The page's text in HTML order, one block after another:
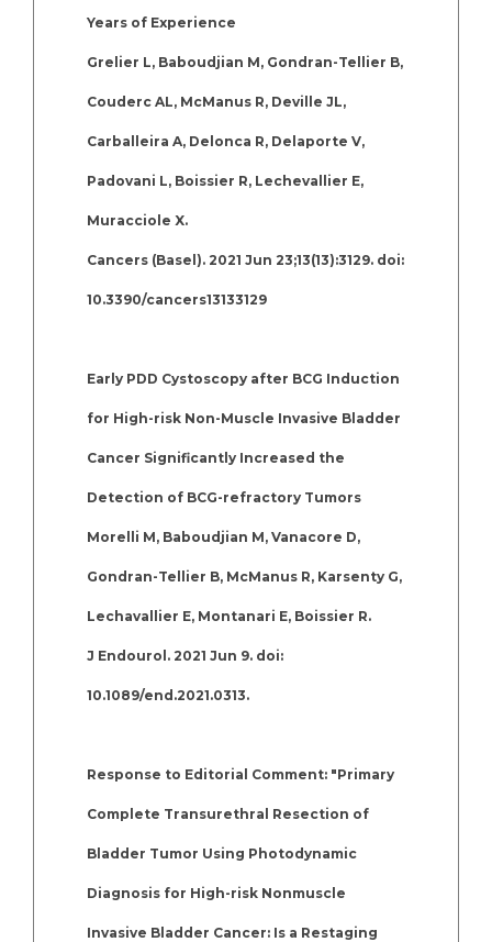
Years of Experience
Grelier L, Baboudjian M, Gondran-Tellier B,
Couderc AL, McManus R, Deville JL,
Carballeira A, Delonca R, Delaporte V,
Padovani L, Boissier R, Lechevallier E,
Muracciole X.
Cancers (Basel). 2021 Jun 23;13(13):3129. doi:
10.3390/cancers13133129
Early PDD Cystoscopy after BCG Induction
for High-risk Non-Muscle Invasive Bladder
Cancer Significantly Increased the
Detection of BCG-refractory Tumors
Morelli M, Baboudjian M, Vanacore D,
Gondran-Tellier B, McManus R, Karsenty G,
Lechavallier E, Montanari E, Boissier R.
J Endourol. 2021 Jun 9. doi:
10.1089/end.2021.0313.
Response to Editorial Comment: "Primary
Complete Transurethral Resection of
Bladder Tumor Using Photodynamic
Diagnosis for High-risk Nonmuscle
Invasive Bladder Cancer: Is a Restaging